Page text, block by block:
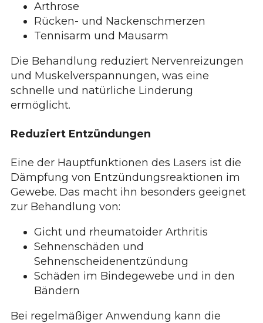
Arthrose
Rücken- und Nackenschmerzen
Tennisarm und Mausarm
Die Behandlung reduziert Nervenreizungen
und Muskelverspannungen, was eine
schnelle und natürliche Linderung
ermöglicht.
Reduziert Entzündungen
Eine der Hauptfunktionen des Lasers ist die
Dämpfung von Entzündungsreaktionen im
Gewebe. Das macht ihn besonders geeignet
zur Behandlung von:
Gicht und rheumatoider Arthritis
Sehnenschäden und
Sehnenscheidenentzündung
Schäden im Bindegewebe und in den
Bändern
Bei regelmäßiger Anwendung kann die